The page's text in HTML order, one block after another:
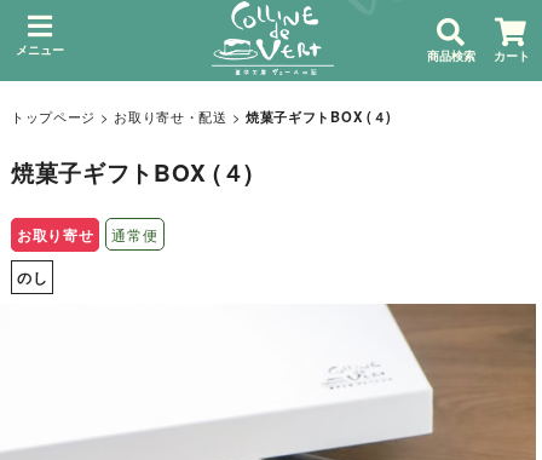
メニュー 商品検索 カート
トップページ > お取り寄せ・配送 > 焼菓子ギフトBOX (４)
焼菓子ギフトBOX (４)
お取り寄せ 通常便
のし